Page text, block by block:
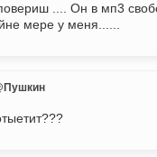
.... Он в мп3
мере у меня......